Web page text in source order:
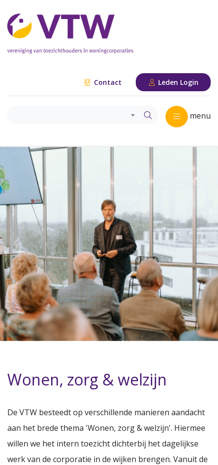
Contact Leden Login
menu
Wonen, zorg & welzijn
De VTW besteedt op verschillende manieren aandacht
aan het brede thema 'Wonen, zorg & welzijn'. Hiermee
willen we het intern toezicht dichterbij het dagelijkse
werk van de corporatie in de wijken brengen. Vanuit de